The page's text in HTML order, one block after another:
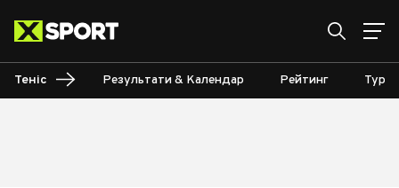
Теніс Результати & Календар Рейтинг